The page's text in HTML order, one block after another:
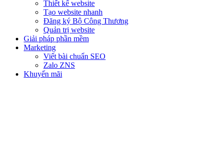
Thiết kế website
Tạo website nhanh
Đăng ký Bộ Công Thương
Quản trị website
Giải pháp phần mềm
Marketing
Viết bài chuẩn SEO
Zalo ZNS
Khuyến mãi